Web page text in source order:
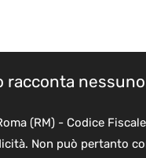
racconta nessuno
(RM) - Codice
Non può pertanto